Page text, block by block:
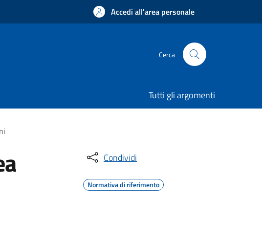
Accedi all'area personale
Cerca
Tutti gli argomenti
Condividi
Normativa di riferimento